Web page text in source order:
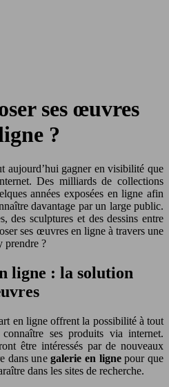
ses œuvres
?
aujourd’hui gagner en visibilité que
Des milliards de collections
années exposées en ligne afin
davantage par un large public.
des sculptures et des dessins entre
ses œuvres en ligne à travers une
prendre ?
ligne : la solution
en ligne offrent la possibilité à tout
ses produits via internet.
être intéressés par de nouveaux
dans unegalerie en lignepour que
dans les sites de recherche.